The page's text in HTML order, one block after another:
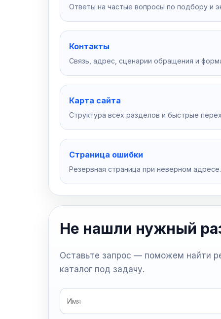
Ответы на частые вопросы по подбору и
Контакты
Связь, адрес, сценарии обращения и
Карта сайта
Структура всех разделов и быстрые
Страница ошибки
Резервная страница при неверном адресе.
Не нашли нужный
Оставьте запрос — поможем найти
каталог под задачу.